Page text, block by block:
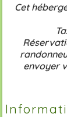
Cet
envoyer